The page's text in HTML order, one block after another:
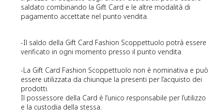
saldato combinando la Gift Card e le altre modalità di
pagamento accettate nel punto vendita.
-Il saldo della Gift Card Fashion Scoppettuolo potrà essere
verificato in ogni momento presso il punto vendita.
-La Gift Card Fashion Scoppettuolo non è nominativa e può
essere utilizzata da chiunque la presenti per l’acquisto dei
prodotti.
Il possessore della Card è l’unico responsabile per l’utilizzo
e la custodia della stessa.